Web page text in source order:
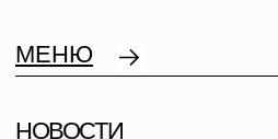
RUTUBE TV